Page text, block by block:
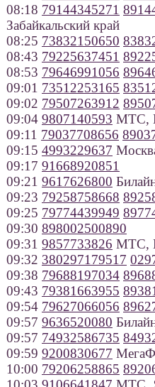
08:18 79144345271
Забайкальский край
08:25 73832150650
08:43 79225637451
08:53 79646991056
09:01 73512253165
09:02 79507263912
09:04 9807140593 МТС,
09:11 79037708656
09:15 4993229637
09:17 91668920851
09:21 9617626800
09:23 79258758668
09:25 79774439949
09:30 898002500890
09:31 9857733826 МТС,
09:32 380297179517
09:38 79688197034
09:43 79381663955
09:54 79627066056
09:57 9636520080
09:57 74932586735
09:59 9200830677
10:00 79206258865